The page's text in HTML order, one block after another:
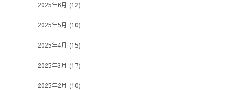
2025年6月 (12)
2025年5月 (10)
2025年4月 (15)
2025年3月 (17)
2025年2月 (10)